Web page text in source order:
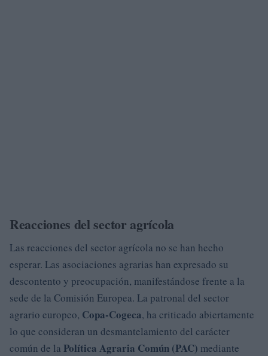
Reacciones del sector agrícola
Las reacciones del sector agrícola no se han hecho
esperar. Las asociaciones agrarias han expresado su
descontento y preocupación, manifestándose frente a la
sede de la Comisión Europea. La patronal del sector
agrario europeo, Copa-Cogeca, ha criticado abiertamente
lo que consideran un desmantelamiento del carácter
común de la Política Agraria Común (PAC) mediante